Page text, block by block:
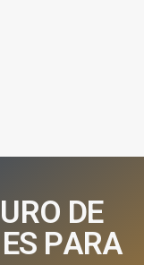
URO DE
ES PARA